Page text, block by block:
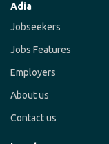
Adia
Jobseekers
Jobs Features
Employers
About us
Contact us